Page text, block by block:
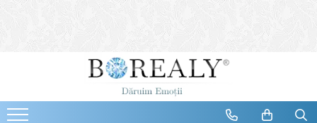
Bijuterii
Cercei